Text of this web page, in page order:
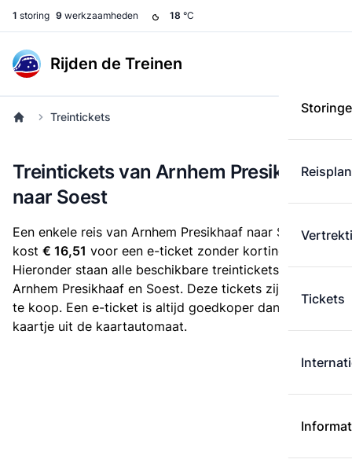
1 storing 9 werkzaamheden 18 °C
Rijden de Treinen
Tickets
Treintickets
Treintickets van Arnhem Presikhaaf
naar Soest
Een enkele reis van Arnhem Presikhaaf naar Soest
kost € 16,51 voor een e-ticket zonder korting.
Hieronder staan alle beschikbare treintickets tussen
Arnhem Presikhaaf en Soest. Deze tickets zijn online
te koop. Een e-ticket is altijd goedkoper dan een
kaartje uit de kaartautomaat.